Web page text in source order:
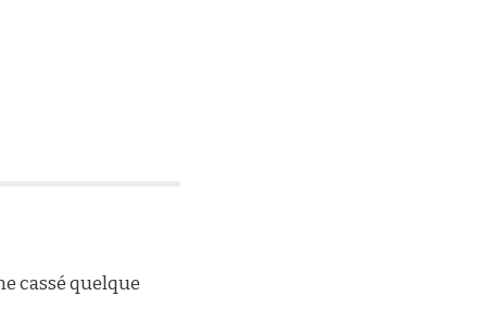
cassé quelque